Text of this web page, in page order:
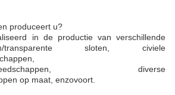
produceert u?
in de productie van verschillende
transparente sloten, civiele
diverse
op maat, enzovoort.